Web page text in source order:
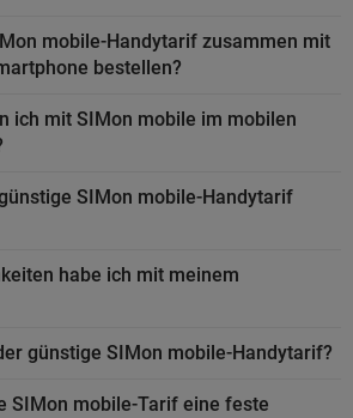
mobile-Handytarif zusammen mit
bestellen?
ich mit SIMon mobile im mobilen
SIMon mobile-Handytarif
habe ich mit meinem
günstige SIMon mobile-Handytarif?
SIMon mobile-Tarif eine feste